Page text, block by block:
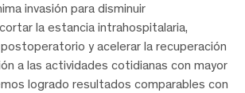
invasión para disminuir
la estancia intrahospitalaria,
y acelerar la recuperación
a las actividades cotidianas con mayor
logrado resultados comparables con